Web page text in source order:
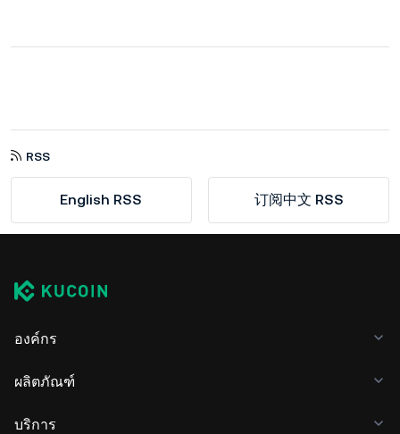
RSS
English RSS 订阅中文 RSS
องค์กร
ผลิตภัณฑ์
บริการ